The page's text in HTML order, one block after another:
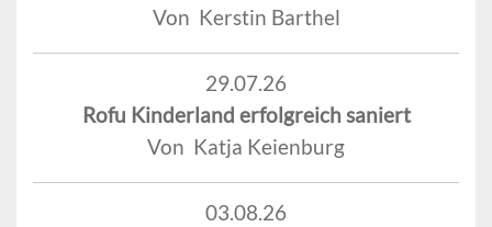
Von Kerstin Barthel
29.07.26
Rofu Kinderland erfolgreich saniert
Von Katja Keienburg
03.08.26